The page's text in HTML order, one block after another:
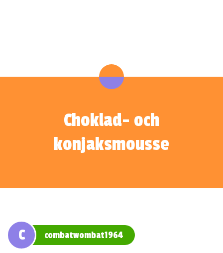
Choklad- och
konjaksmousse
C combatwombat1964